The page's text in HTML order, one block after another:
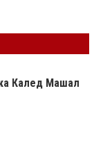
Калед Машал